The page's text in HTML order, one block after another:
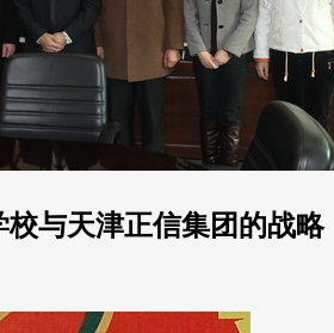
与天津正信集团的战略